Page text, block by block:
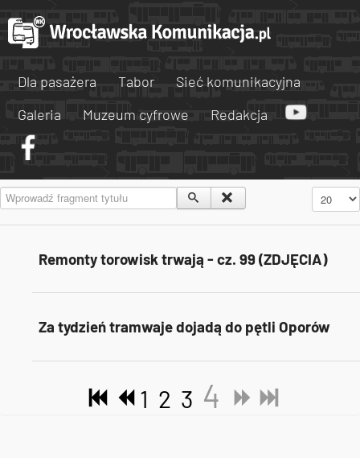
Dla pasażera Tabor
Sieć komunikacyjna
Galeria
Muzeum cyfrowe Redakcja
Wprowadź fragment tytułu Pokaż #
Remonty torowisk trwają - cz. 99 (ZDJĘCIA)
Za tydzień tramwaje dojadą do pętli Oporów
1 2 3 4